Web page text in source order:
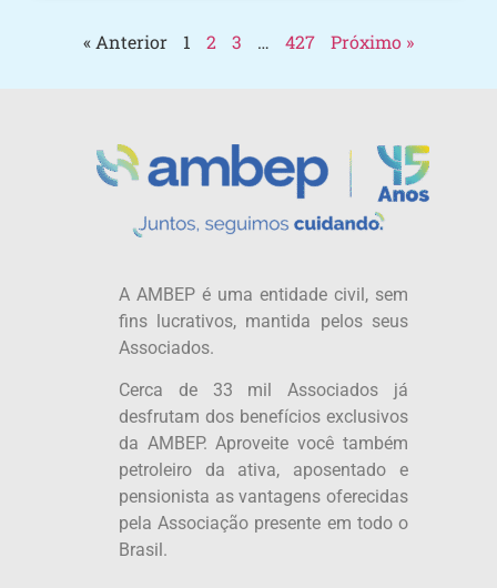
« Anterior 1 2 3 … 427 Próximo »
A AMBEP é uma entidade civil, sem
fins lucrativos, mantida pelos seus
Associados.
Cerca de 33 mil Associados já
desfrutam dos benefícios exclusivos
da AMBEP. Aproveite você também
petroleiro da ativa, aposentado e
pensionista as vantagens oferecidas
pela Associação presente em todo o
Brasil.